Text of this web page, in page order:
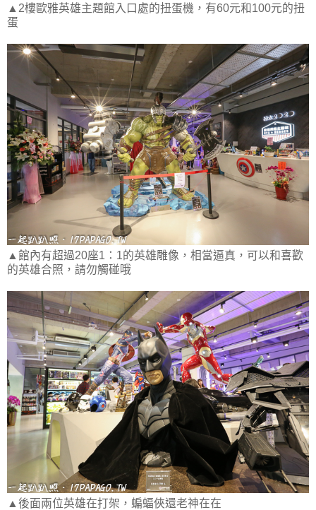
▲2樓歐雅英雄主題館入口處的扭蛋機，有60元和100元的扭
蛋
▲館內有超過20座1：1的英雄雕像，相當逼真，可以和喜歡
的英雄合照，請勿觸碰哦
▲後面兩位英雄在打架，蝙蝠俠還老神在在